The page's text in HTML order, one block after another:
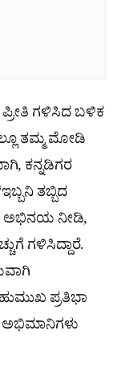
ಪ್ರೀತಿ ಗಳಿಸಿದ ಬಳಿಕ
ತಮ್ಮ ಮೋಡಿ
ಕನ್ನಡಿಗರ
ತಬ್ಬಿದ
ಅಭಿನಯ ನೀಡಿ,
ಗಳಿಸಿದ್ದಾರೆ.
ಪ್ರತಿಭಾ
ಅಭಿಮಾನಿಗಳು